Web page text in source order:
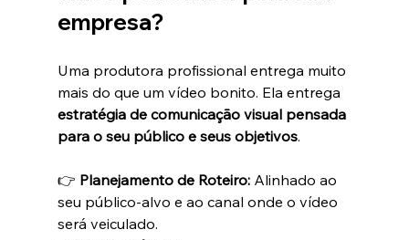
empresa?
Uma produtora profissional entrega muito
mais do que um vídeo bonito. Ela entrega
estratégia de comunicação visual pensada
para o seu público e seus objetivos.
👉 Planejamento de Roteiro: Alinhado ao
seu público-alvo e ao canal onde o vídeo
será veiculado.